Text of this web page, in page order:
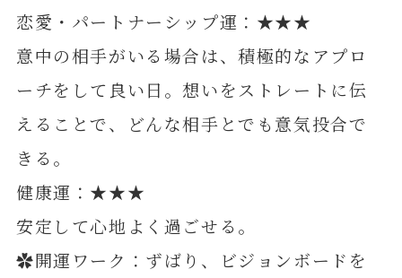
恋愛・パートナーシップ運：★★★
意中の相手がいる場合は、積極的なアプロ
ーチをして良い日。想いをストレートに伝
えることで、どんな相手とでも意気投合で
きる。
健康運：★★★
安定して心地よく過ごせる。
✿開運ワーク：ずばり、ビジョンボードを